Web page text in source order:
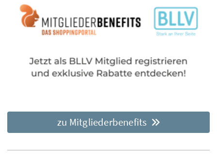
zu Mitgliederbenefits